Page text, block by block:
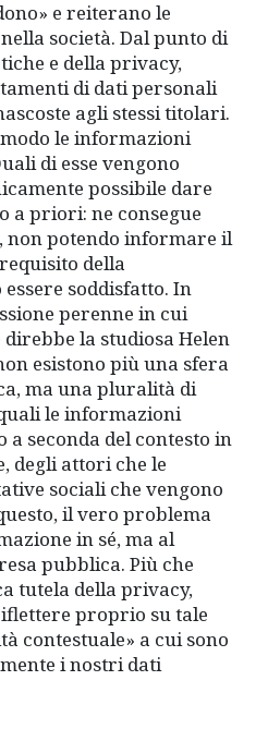
e reiterano le
società. Dal punto di
e della privacy,
di dati personali
agli stessi titolari.
le informazioni
di esse vengono
possibile dare
a priori: ne consegue
non potendo informare il
della
soddisfatto. In
perenne in cui
la studiosa Helen
esistono più una sfera
ma una pluralità di
le informazioni
seconda del contesto in
degli attori che le
sociali che vengono
il vero problema
in sé, ma al
pubblica. Più che
tutela della privacy,
proprio su tale
contestuale» a cui sono
i nostri dati